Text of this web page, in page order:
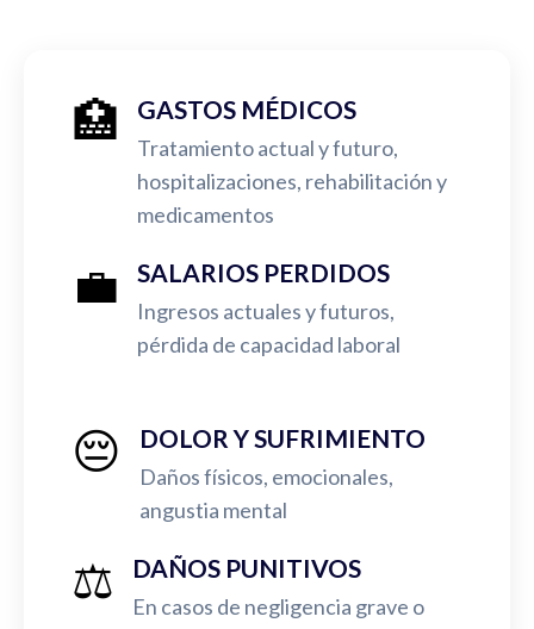
🏥 GASTOS MÉDICOS
Tratamiento actual y futuro,
hospitalizaciones, rehabilitación y
medicamentos
💼 SALARIOS PERDIDOS
Ingresos actuales y futuros,
pérdida de capacidad laboral
😔 DOLOR Y SUFRIMIENTO
Daños físicos, emocionales,
angustia mental
⚖️ DAÑOS PUNITIVOS
En casos de negligencia grave o